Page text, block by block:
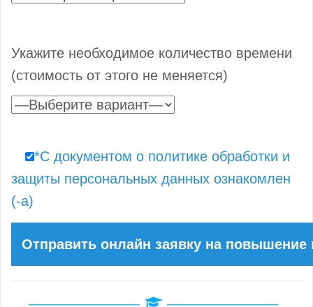
Укажите необходимое количество времени
(стоимость от этого не меняется)
*С документом о политике обработки и
защиты персональных данных ознакомлен
(-а)